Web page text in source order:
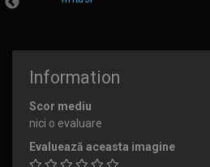
Information
Scor mediu
nici o evaluare
Evaluează aceasta imagine